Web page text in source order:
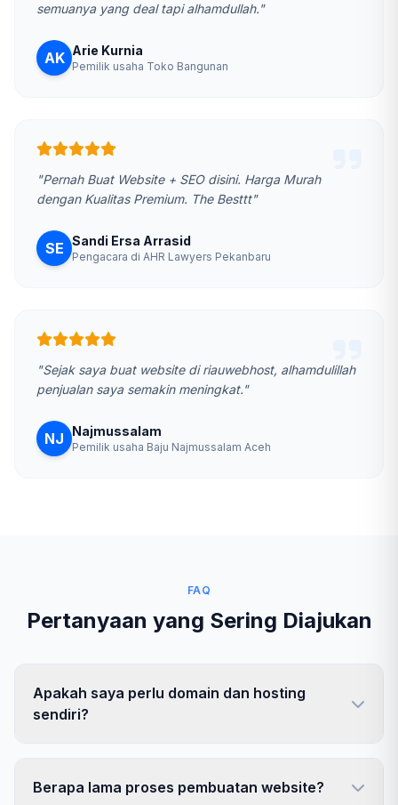
semuanya yang deal tapi alhamdullah."
AK Arie Kurnia
Pemilik usaha Toko Bangunan
"Pernah Buat Website + SEO disini. Harga Murah
dengan Kualitas Premium. The Besttt"
SE Sandi Ersa Arrasid
Pengacara di AHR Lawyers Pekanbaru
"Sejak saya buat website di riauwebhost, alhamdulillah
penjualan saya semakin meningkat."
NJ Najmussalam
Pemilik usaha Baju Najmussalam Aceh
FAQ
Pertanyaan yang Sering Diajukan
Apakah saya perlu domain dan hosting
sendiri?
Berapa lama proses pembuatan website?